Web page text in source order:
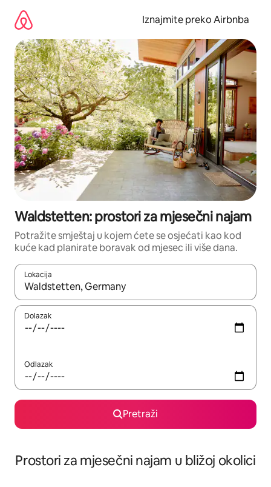
sadržaj
Iznajmite preko Airbnba
Waldstetten: prostori za mjesečni najam
Potražite smještaj u kojem ćete se osjećati kao kod
kuće kad planirate boravak od mjesec ili više dana.
Lokacija
Kada budu dostupni rezultati, moći ćete ih pregledati
Dolazak
Odlazak
Pretraži
Prostori za mjesečni najam u bližoj okolici